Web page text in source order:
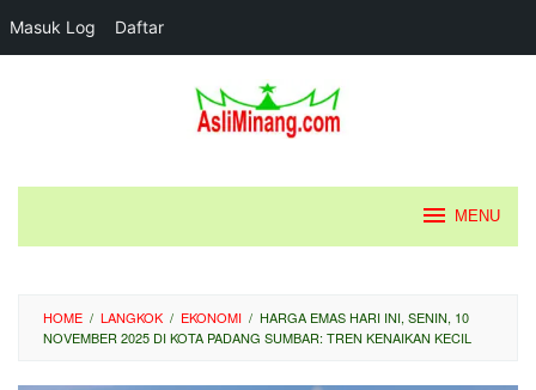
Masuk Log Daftar
MENU
HOME / LANGKOK / EKONOMI / HARGA EMAS HARI INI, SENIN, 10
NOVEMBER 2025 DI KOTA PADANG SUMBAR: TREN KENAIKAN KECIL